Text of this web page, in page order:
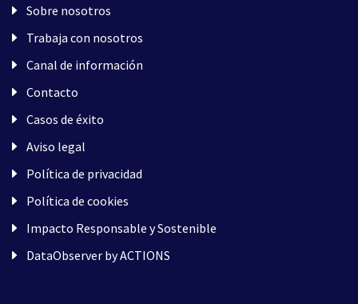
Sobre nosotros
Trabaja con nosotros
Canal de información
Contacto
Casos de éxito
Aviso legal
Política de privacidad
Política de cookies
Impacto Responsable y Sostenible
DataObserver by ACTIONS